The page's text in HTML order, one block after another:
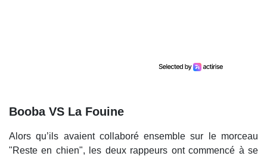
Booba VS La Fouine
Alors qu’ils avaient collaboré ensemble sur le morceau
"Reste en chien", les deux rappeurs ont commencé à se